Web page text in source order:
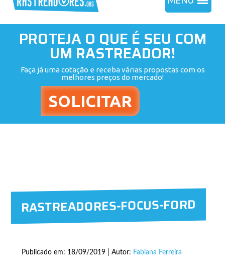
PROTEJA O QUE É SEU COM
UM RASTREADOR!
Faça já uma cotação e receba várias propostas com os
melhores preços do mercado!
RASTREADORES-FOCUS-FORD
Publicado em: 18/09/2019 | Autor: Fabiana Ferreira